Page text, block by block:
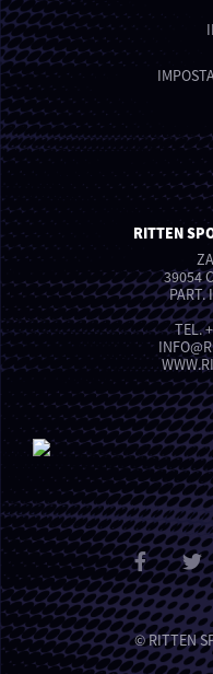
RITTEN
39054
PART.
TEL.
INFO@
© RITTEN